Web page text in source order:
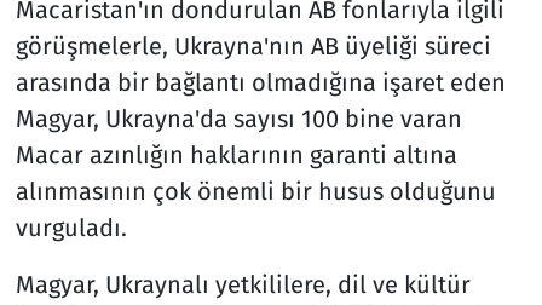
Macaristan'ın dondurulan AB fonlarıyla ilgili
görüşmelerle, Ukrayna'nın AB üyeliği süreci
arasında bir bağlantı olmadığına işaret eden
Magyar, Ukrayna'da sayısı 100 bine varan
Macar azınlığın haklarının garanti altına
alınmasının çok önemli bir husus olduğunu
vurguladı.
Magyar, Ukraynalı yetkililere, dil ve kültür